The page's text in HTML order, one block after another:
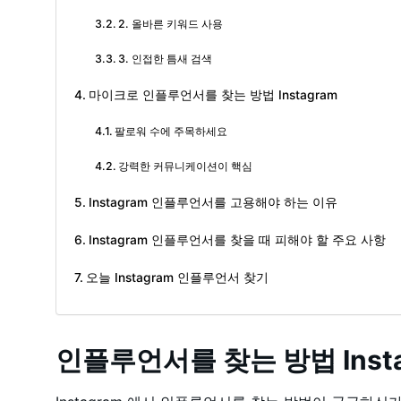
2. 올바른 키워드 사용
3. 인접한 틈새 검색
마이크로 인플루언서를 찾는 방법 Instagram
팔로워 수에 주목하세요
강력한 커뮤니케이션이 핵심
Instagram 인플루언서를 고용해야 하는 이유
Instagram 인플루언서를 찾을 때 피해야 할 주요 사항
오늘 Instagram 인플루언서 찾기
인플루언서를 찾는 방법